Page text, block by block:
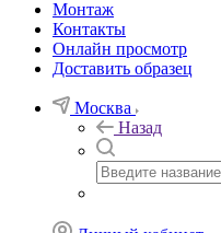
Монтаж
Контакты
Онлайн просмотр
Доставить образец
Москва
Назад